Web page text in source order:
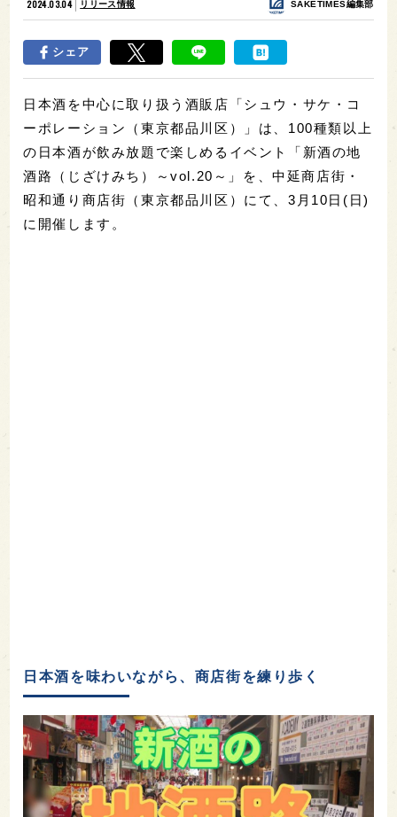
2024.03.04 リリース情報 SAKETIMES編集部
シェア
日本酒を中心に取り扱う酒販店「シュウ・サケ・コ
ーポレーション（東京都品川区）」は、100種類以上
の日本酒が飲み放題で楽しめるイベント「新酒の地
酒路（じざけみち）～vol.20～」を、中延商店街・
昭和通り商店街（東京都品川区）にて、3月10日(日)
に開催します。
日本酒を味わいながら、商店街を練り歩く